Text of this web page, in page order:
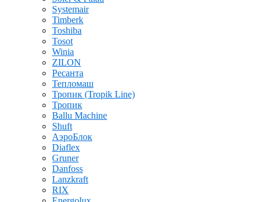
Systemair
Timberk
Toshiba
Tosot
Winia
ZILON
Ресанта
Тепломаш
Тропик (Tropik Line)
Тропик
Ballu Machine
Shuft
АэроБлок
Diaflex
Gruner
Danfoss
Lanzkraft
RIX